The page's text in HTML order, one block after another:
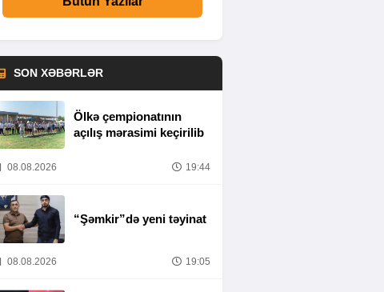
SON XƏBƏRLƏR
Ölkə çempionatının
açılış mərasimi keçirilib
08.08.2026 19:44
“Şəmkir”də yeni təyinat
08.08.2026 19:05